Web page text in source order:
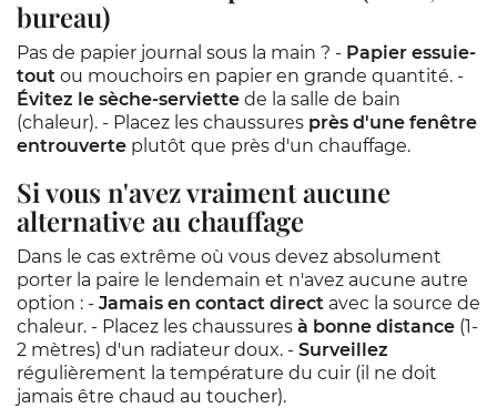
bureau)
Pas de papier journal sous la main ? - Papier essuie-
tout ou mouchoirs en papier en grande quantité. -
Évitez le sèche-serviette de la salle de bain
(chaleur). - Placez les chaussures près d'une fenêtre
entrouverte plutôt que près d'un chauffage.
Si vous n'avez vraiment aucune
alternative au chauffage
Dans le cas extrême où vous devez absolument
porter la paire le lendemain et n'avez aucune autre
option : - Jamais en contact direct avec la source de
chaleur. - Placez les chaussures à bonne distance (1-
2 mètres) d'un radiateur doux. - Surveillez
régulièrement la température du cuir (il ne doit
jamais être chaud au toucher).